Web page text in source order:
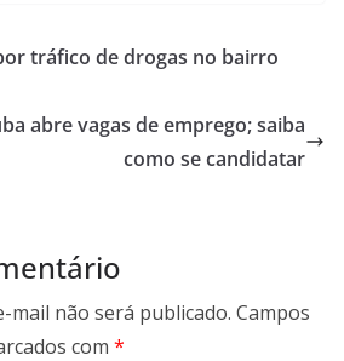
tráfico de drogas no bairro
abre vagas de emprego; saiba
como se candidatar
mail não será publicado. Campos
com *